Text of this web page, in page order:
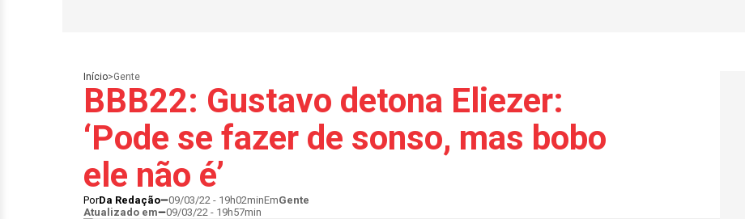
Início>Gente
BBB22: Gustavo detona Eliezer:
‘Pode se fazer de sonso, mas bobo
ele não é’
PorDa Redação 09/03/22 - 19h02minEmGente
Atualizado em
09/03/22 - 19h57min